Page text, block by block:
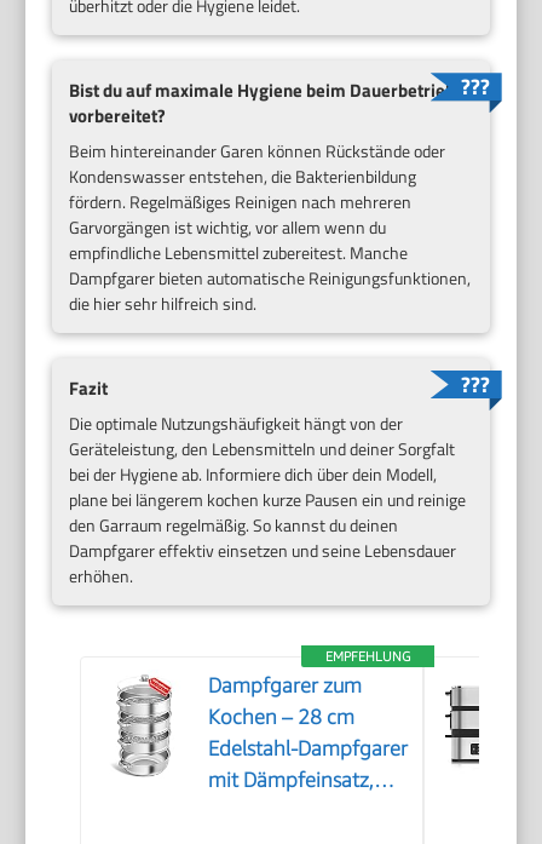
überhitzt oder die Hygiene leidet.
Bist du auf maximale Hygiene beim Dauerbetrieb
vorbereitet?
Beim hintereinander Garen können Rückstände oder
Kondenswasser entstehen, die Bakterienbildung
fördern. Regelmäßiges Reinigen nach mehreren
Garvorgängen ist wichtig, vor allem wenn du
empfindliche Lebensmittel zubereitest. Manche
Dampfgarer bieten automatische Reinigungsfunktionen,
die hier sehr hilfreich sind.
Fazit
Die optimale Nutzungshäufigkeit hängt von der
Geräteleistung, den Lebensmitteln und deiner Sorgfalt
bei der Hygiene ab. Informiere dich über dein Modell,
plane bei längerem kochen kurze Pausen ein und reinige
den Garraum regelmäßig. So kannst du deinen
Dampfgarer effektiv einsetzen und seine Lebensdauer
erhöhen.
EMPFEHLUNG
Dampfgarer zum
Kochen – 28 cm
Edelstahl-Dampfgarer
mit Dämpfeinsatz,